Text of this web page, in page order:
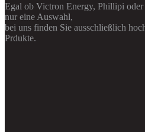
Egal ob Victron Energy, Phillipi oder
nur eine Auswahl,
bei uns finden Sie ausschließlich
Prdukte.